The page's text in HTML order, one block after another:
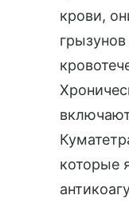
крови,
грызунов
которые